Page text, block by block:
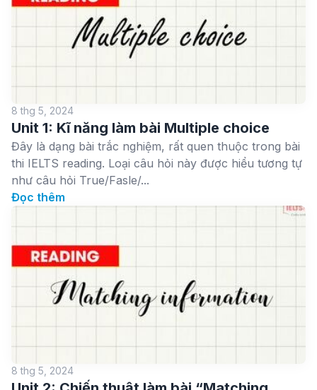
8 thg 5, 2024
Unit 1: Kĩ năng làm bài Multiple choice
Đây là dạng bài trắc nghiệm, rất quen thuộc trong bài
thi IELTS reading. Loại câu hỏi này được hiểu tương tự
như câu hỏi True/Fasle/...
Đọc thêm
8 thg 5, 2024